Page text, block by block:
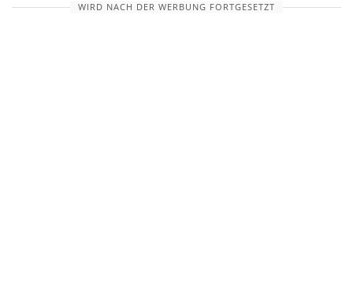
WIRD NACH DER WERBUNG FORTGESETZT